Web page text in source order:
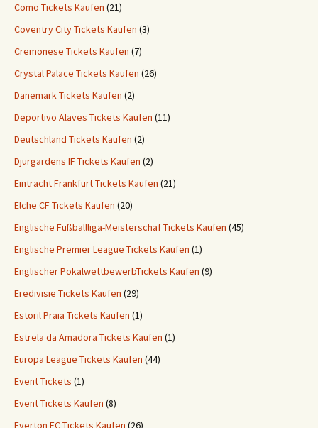
Como Tickets Kaufen (21)
Coventry City Tickets Kaufen (3)
Cremonese Tickets Kaufen (7)
Crystal Palace Tickets Kaufen (26)
Dänemark Tickets Kaufen (2)
Deportivo Alaves Tickets Kaufen (11)
Deutschland Tickets Kaufen (2)
Djurgardens IF Tickets Kaufen (2)
Eintracht Frankfurt Tickets Kaufen (21)
Elche CF Tickets Kaufen (20)
Englische Fußballliga-Meisterschaf Tickets Kaufen (45)
Englische Premier League Tickets Kaufen (1)
Englischer PokalwettbewerbTickets Kaufen (9)
Eredivisie Tickets Kaufen (29)
Estoril Praia Tickets Kaufen (1)
Estrela da Amadora Tickets Kaufen (1)
Europa League Tickets Kaufen (44)
Event Tickets (1)
Event Tickets Kaufen (8)
Everton FC Tickets Kaufen (26)